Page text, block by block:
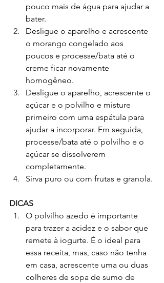
pouco mais de água para ajudar a
bater.
Desligue o aparelho e acrescente
o morango congelado aos
poucos e processe/bata até o
creme ficar novamente
homogêneo.
Desligue o aparelho, acrescente o
açúcar e o polvilho e misture
primeiro com uma espátula para
ajudar a incorporar. Em seguida,
processe/bata até o polvilho e o
açúcar se dissolverem
completamente.
Sirva puro ou com frutas e granola.
DICAS
O polvilho azedo é importante
para trazer a acidez e o sabor que
remete à iogurte. É o ideal para
essa receita, mas, caso não tenha
em casa, acrescente uma ou duas
colheres de sopa de sumo de